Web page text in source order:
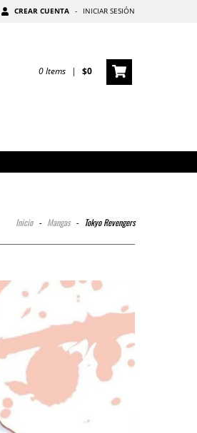
CREAR CUENTA - INICIAR SESIÓN
0Items | $0
Inicio - Mangas - Tokyo Revengers